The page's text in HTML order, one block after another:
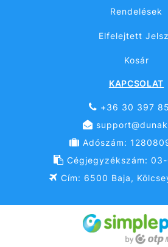
Rendelések
Elfelejtett
Kosár
KAPCSOLAT
+36 30 397
Adószám:
Cégjegyzékszám:
Cím: 6500 Baja,